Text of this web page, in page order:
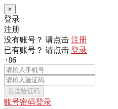
×
登录
注册
没有账号？ 请点击 注册
已有账号？ 请点击 登录
+86
发送验证码
账号密码登录